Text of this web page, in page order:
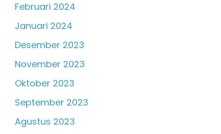
Februari 2024
Januari 2024
Desember 2023
November 2023
Oktober 2023
September 2023
Agustus 2023